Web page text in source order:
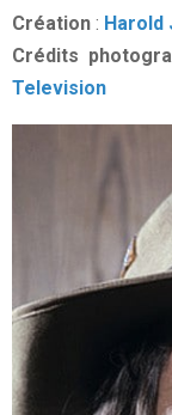
Création : Harold
Crédits
Television